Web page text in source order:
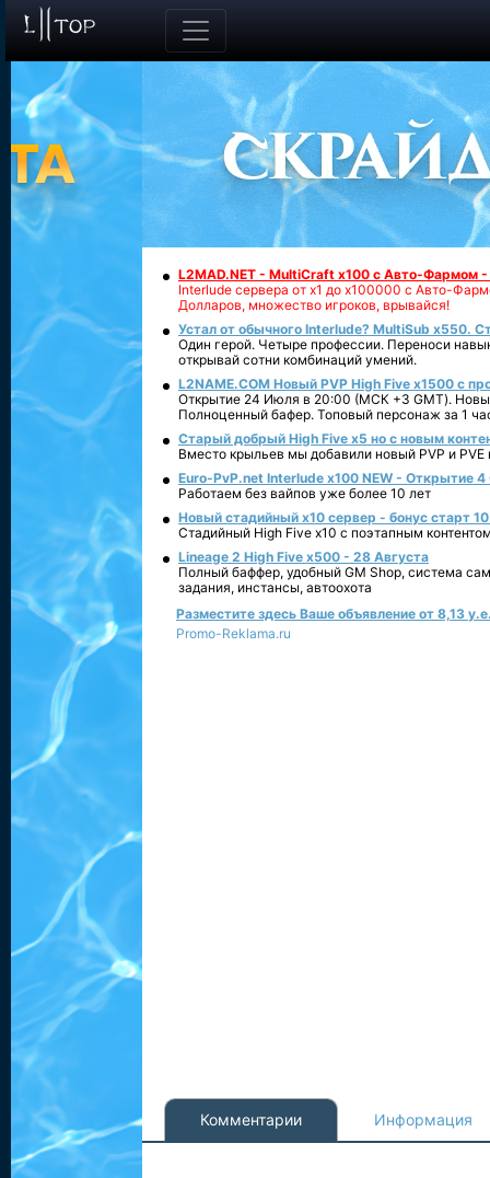
L2MAD.NET - MultiCraft x100 с Авто-Фармом
Interlude сервера от х1 до х100000 с Авто-
Долларов, множество игроков, врывайся!
Устал от обычного Interlude? MultiSub x550.
Один герой. Четыре профессии. Переноси
открывай сотни комбинаций умений.
L2NAME.COM Новый PVP High Five x1500 с
Открытие 24 Июля в 20:00 (МСК +3 GMT).
Полноценный бафер. Топовый персонаж за 1
Старый добрый High Five x5 но с новым
Вместо крыльев мы добавили новый PVP и PVE
Euro-PvP.net Interlude х100 NEW - Открытие 4
Работаем без вайпов уже более 10 лет
Новый стадийный х10 сервер - бонус старт
Стадийный High Five x10 с поэтапным
Lineage 2 High Five x500 - 28 Августа
Полный баффер, удобный GM Shop, система
задания, инстансы, автоохота
Разместите здесь Ваше объявление от 8,13
Promo-Reklama.ru
Комментарии Информация